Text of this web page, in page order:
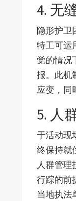
4. 无
隐形护卫
特工可运
觉的情况
报。此机
应变，同
5. 人
于活动现
终保持就
人群管理
行踪的前
当地执法